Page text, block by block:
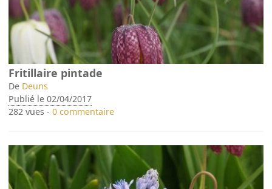
Fritillaire pintade
De Deuns
Publié le 02/04/2017
282 vues -0 commentaire